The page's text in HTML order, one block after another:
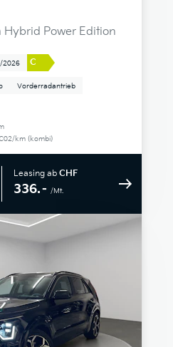
Hybrid Power Edition
2026 C
Vorderradantrieb
km (kombi)
Leasing ab CHF
336.– /Mt.